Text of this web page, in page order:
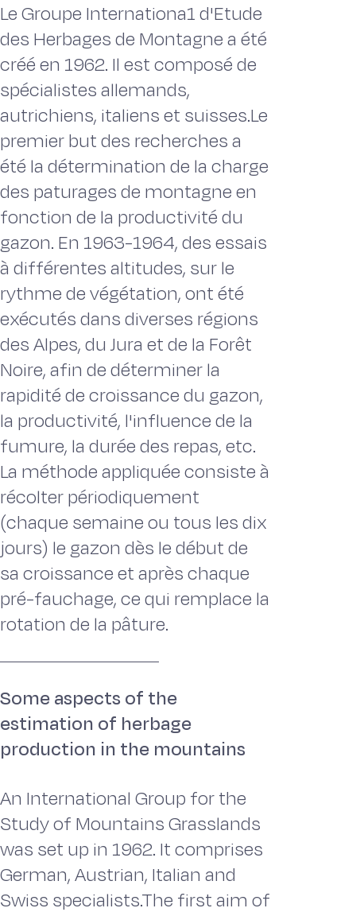
Le Groupe Internationa1 d'Etude
des Herbages de Montagne a été
créé en 1962. Il est composé de
spécialistes allemands,
autrichiens, italiens et suisses.Le
premier but des recherches a
été la détermination de la charge
des paturages de montagne en
fonction de la productivité du
gazon. En 1963-1964, des essais
à différentes altitudes, sur le
rythme de végétation, ont été
exécutés dans diverses régions
des Alpes, du Jura et de la Forêt
Noire, afin de déterminer la
rapidité de croissance du gazon,
la productivité, l'influence de la
fumure, la durée des repas, etc.
La méthode appliquée consiste à
récolter périodiquement
(chaque semaine ou tous les dix
jours) le gazon dès le début de
sa croissance et après chaque
pré-fauchage, ce qui remplace la
rotation de la pâture.
Some aspects of the
estimation of herbage
production in the mountains
An International Group for the
Study of Mountains Grasslands
was set up in 1962. It comprises
German, Austrian, Italian and
Swiss specialists.The first aim of